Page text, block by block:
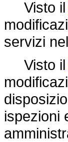
Visto il
servizi
Visto il
ispezioni